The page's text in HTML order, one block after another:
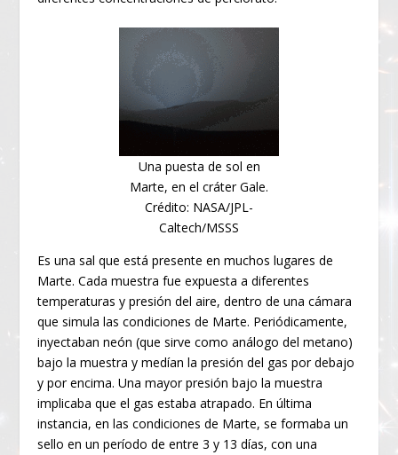
Una puesta de sol en
Marte, en el cráter Gale.
Crédito: NASA/JPL-
Caltech/MSSS
Es una sal que está presente en muchos lugares de
Marte. Cada muestra fue expuesta a diferentes
temperaturas y presión del aire, dentro de una cámara
que simula las condiciones de Marte. Periódicamente,
inyectaban neón (que sirve como análogo del metano)
bajo la muestra y medían la presión del gas por debajo
y por encima. Una mayor presión bajo la muestra
implicaba que el gas estaba atrapado. En última
instancia, en las condiciones de Marte, se formaba un
sello en un período de entre 3 y 13 días, con una